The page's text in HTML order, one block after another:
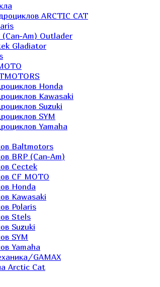
ARCTIC CAT
Am) Outlader
Gladiator
Honda
Kawasaki
Suzuki
SYM
Yamaha
Baltmotors
BRP (Can-Am)
Cectek
CF MOTO
Honda
Kawasaki
Polaris
Stels
Suzuki
SYM
Yamaha
GAMAX
Arctic Cat